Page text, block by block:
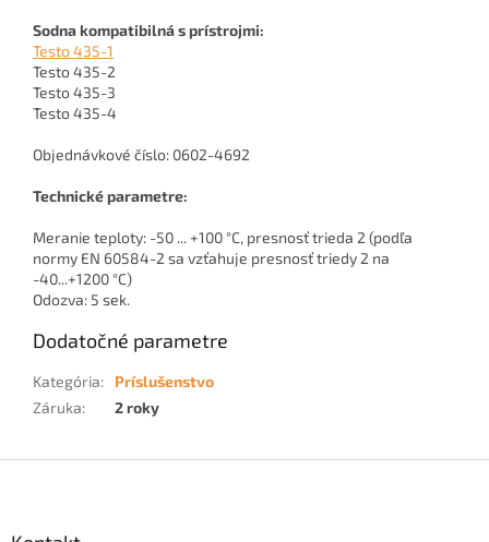
Sodna kompatibilná s prístrojmi:
Testo 435-1
Testo 435-2
Testo 435-3
Testo 435-4
Objednávkové číslo: 0602-4692
Technické parametre:
Meranie teploty: -50 ... +100 °C, presnosť trieda 2 (podľa
normy EN 60584-2 sa vzťahuje presnosť triedy 2 na
-40...+1200 °C)
Odozva: 5 sek.
Dodatočné parametre
Kategória:
Príslušenstvo
Záruka: 2 roky